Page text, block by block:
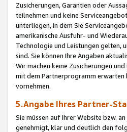
Zusicherungen, Garantien oder
teilnehmen und keine
unterliegen, in dem Sie
amerikanische Ausfuhr- und
Technologie und Leistungen gelten,
sind. Sie können Ihre Angaben
Wir machen keine Zusicherungen
mit dem Partnerprogramm erwarten
vornehmen.
5.Angabe Ihres Partner-
Sie müssen auf Ihrer Website bzw.
genehmigt, klar und deutlich den